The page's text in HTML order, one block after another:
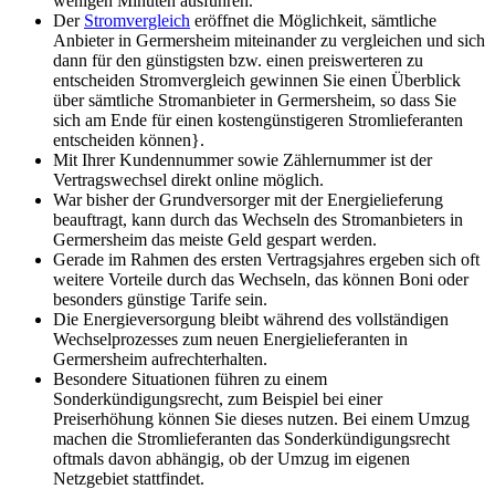
Der Stromvergleich eröffnet die Möglichkeit, sämtliche
Anbieter in Germersheim miteinander zu vergleichen und sich
dann für den günstigsten bzw. einen preiswerteren zu
entscheiden Stromvergleich gewinnen Sie einen Überblick
über sämtliche Stromanbieter in Germersheim, so dass Sie
sich am Ende für einen kostengünstigeren Stromlieferanten
entscheiden können}.
Mit Ihrer Kundennummer sowie Zählernummer ist der
Vertragswechsel direkt online möglich.
War bisher der Grundversorger mit der Energielieferung
beauftragt, kann durch das Wechseln des Stromanbieters in
Germersheim das meiste Geld gespart werden.
Gerade im Rahmen des ersten Vertragsjahres ergeben sich oft
weitere Vorteile durch das Wechseln, das können Boni oder
besonders günstige Tarife sein.
Die Energieversorgung bleibt während des vollständigen
Wechselprozesses zum neuen Energielieferanten in
Germersheim aufrechterhalten.
Besondere Situationen führen zu einem
Sonderkündigungsrecht, zum Beispiel bei einer
Preiserhöhung können Sie dieses nutzen. Bei einem Umzug
machen die Stromlieferanten das Sonderkündigungsrecht
oftmals davon abhängig, ob der Umzug im eigenen
Netzgebiet stattfindet.